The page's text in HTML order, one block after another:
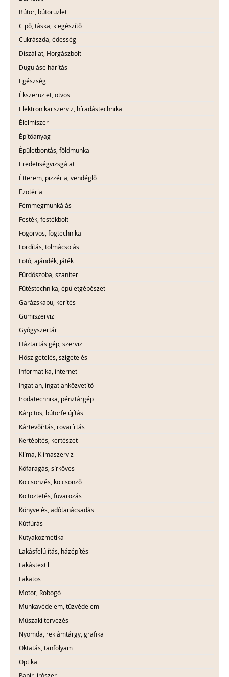
Bútor, bútorüzlet
Cipő, táska, kiegészítő
Cukrászda, édesség
Díszállat, Horgászbolt
Duguláselhárítás
Egészség
Ékszerüzlet, ötvös
Elektronikai szerviz, híradástechnika
Élelmiszer
Építőanyag
Épületbontás, földmunka
Eredetiségvizsgálat
Étterem, pizzéria, vendéglő
Ezotéria
Fémmegmunkálás
Festék, festékbolt
Fogorvos, fogtechnika
Fordítás, tolmácsolás
Fotó, ajándék, játék
Fürdőszoba, szaniter
Fűtéstechnika, épületgépészet
Garázskapu, kerítés
Gumiszerviz
Gyógyszertár
Háztartásigép, szerviz
Hőszigetelés, szigetelés
Informatika, internet
Ingatlan, ingatlanközvetítő
Irodatechnika, pénztárgép
Kárpitos, bútorfelújítás
Kártevőírtás, rovarírtás
Kertépítés, kertészet
Klíma, Klímaszerviz
Kőfaragás, sírköves
Kölcsönzés, kölcsönző
Költöztetés, fuvarozás
Könyvelés, adótanácsadás
Kútfúrás
Kutyakozmetika
Lakásfelújítás, házépítés
Lakástextil
Lakatos
Motor, Robogó
Munkavédelem, tűzvédelem
Műszaki tervezés
Nyomda, reklámtárgy, grafika
Oktatás, tanfolyam
Optika
Papír, írószer